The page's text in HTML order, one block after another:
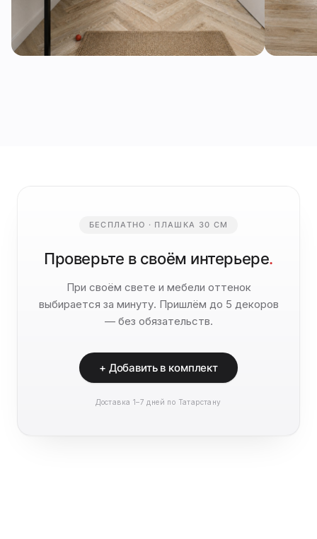
БЕСПЛАТНО · ПЛАШКА 30 СМ
Проверьте в своём интерьере.
При своём свете и мебели оттенок
выбирается за минуту. Пришлём до 5 декоров
— без обязательств.
+ Добавить в комплект
Доставка 1–7 дней по Татарстану